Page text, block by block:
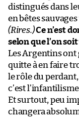
distingués dans
en bêtes
(Rires.)Ce n’est
selon que l’on
Les Argentins ont
quitte à en faire
le rôle du perdant,
c’est
Et surtout, peu
changera